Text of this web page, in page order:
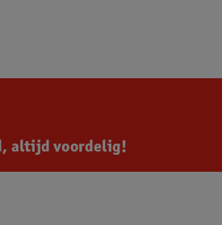
altijd voordelig!